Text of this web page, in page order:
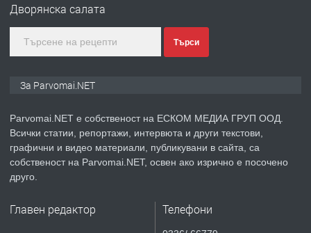
преди 1 година
ПРЕДЛАГА Уроци по Математика
Дворянска салата
Търси
За Parvomai.NET
Parvomai.NET е собственост на ЕСКОМ МЕДИА ГРУП ООД.
Всички статии, репортажи, интервюта и други текстови,
графични и видео материали, публикувани в сайта, са
собственост на Parvomai.NET, освен ако изрично е посочено
друго.
Главен редактор Телефони